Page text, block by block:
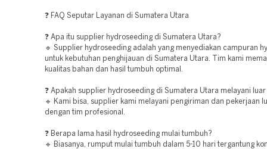
❓ FAQ Seputar Layanan di Sumatera Utara
❓ Apa itu supplier hydroseeding di Sumatera Utara?
🔹 Supplier hydroseeding adalah yang menyediakan campuran
untuk kebutuhan penghijauan di Sumatera Utara. Tim kami
kualitas bahan dan hasil tumbuh optimal.
❓ Apakah supplier hydroseeding di Sumatera Utara melayani luar
🔹 Kami bisa, supplier kami melayani pengiriman dan pekerjaan
dengan tim profesional.
❓ Berapa lama hasil hydroseeding mulai tumbuh?
🔹 Biasanya, rumput mulai tumbuh dalam 5-10 hari tergantung